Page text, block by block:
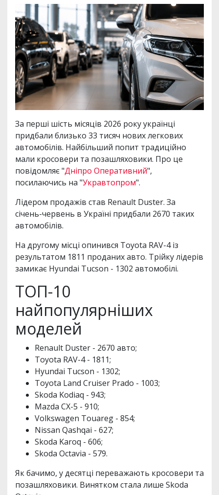
За перші шість місяців 2026 року українці
придбали близько 33 тисяч нових легкових
автомобілів. Найбільший попит традиційно
мали кросовери та позашляховики. Про це
повідомляє "Дніпро Оперативний",
посилаючись на "Укравтопром".
Лідером продажів став Renault Duster. За
січень-червень в Україні придбали 2670 таких
автомобілів.
На другому місці опинився Toyota RAV-4 із
результатом 1811 проданих авто. Трійку лідерів
замикає Hyundai Tucson - 1302 автомобілі.
ТОП-10
найпопулярніших
моделей
Renault Duster - 2670 авто;
Toyota RAV-4 - 1811;
Hyundai Tucson - 1302;
Toyota Land Cruiser Prado - 1003;
Skoda Kodiaq - 943;
Mazda CX-5 - 910;
Volkswagen Touareg - 854;
Nissan Qashqai - 627;
Skoda Karoq - 606;
Skoda Octavia - 579.
Як бачимо, у десятці переважають кросовери та
позашляховики. Винятком стала лише Skoda